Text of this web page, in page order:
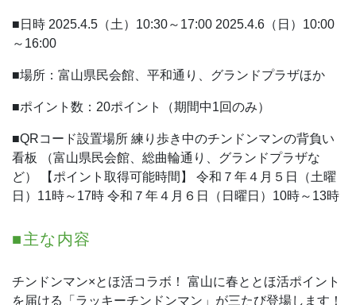
■日時 2025.4.5（土）10:30～17:00 2025.4.6（日）10:00
～16:00
■場所：富山県民会館、平和通り、グランドプラザほか
■ポイント数：20ポイント（期間中1回のみ）
■QRコード設置場所 練り歩き中のチンドンマンの背負い
看板
（富山県民会館、総曲輪通り、グランドプラザな
ど）
【ポイント取得可能時間】
令和７年４月５日（土曜
日）11時～17時 令和７年４月６日（日曜日）10時～13時
■主な内容
チンドンマン×とほ活コラボ！
富山に春ととほ活ポイント
を届ける「ラッキーチンドンマン」が三たび登場します！